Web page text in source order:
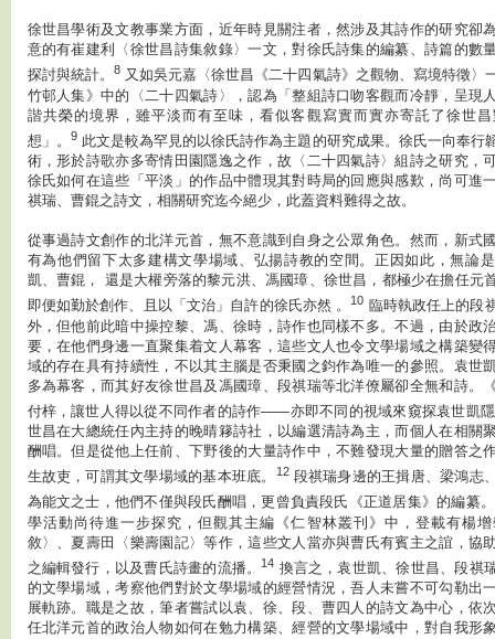
徐世昌學術及文教事業方面，近年時見關注者，然涉及其詩作的研究卻
意的有崔建利〈徐世昌詩集敘錄〉一文，對徐氏詩集的編纂、詩篇的數
探討與統計。
8又如吳元嘉〈徐世昌《二十四氣詩》之觀物、寫境特徵〉
竹邨人集》中的〈二十四氣詩〉，認為「整組詩口吻客觀而冷靜，呈現
諧共榮的境界，雖平淡而有至味，看似客觀寫實而實亦寄託了徐世
想」。
9此文是較為罕見的以徐氏詩作為主題的研究成果。徐氏一向奉行
術，形於詩歌亦多寄情田園隱逸之作，故〈二十四氣詩〉組詩之研究，
徐氏如何在這些「平淡」的作品中體現其對時局的回應與感歎，尚可進
祺瑞、曹錕之詩文，相關研究迄今絕少，此蓋資料難得之故。
從事過詩文創作的北洋元首，無不意識到自身之公眾角色。然而，新式
有為他們留下太多建構文學場域、弘揚詩教的空間。正因如此，無論
凱、曹錕， 還是大權旁落的黎元洪、馮國璋、徐世昌，都極少在擔任元
即便如勤於創作、且以「文治」自許的徐氏亦然 。10 臨時執政任上的段
外，但他前此暗中操控黎、馮、徐時，詩作也同樣不多。不過，由於政
要，在他們身邊一直聚集着文人幕客，這些文人也令文學場域之構築變
域的存在具有持續性，不以其主腦是否秉國之鈞作為唯一的參照。袁世
多為幕客，而其好友徐世昌及馮國璋、段祺瑞等北洋僚屬卻全無和詩。
付梓，讓世人得以從不同作者的詩作——亦即不同的視域來窺探袁世凱
世昌在大總統任內主持的晚晴簃詩社，以編選清詩為主，而個人在相關
酬唱。但是從他上任前、下野後的大量詩作中，不難發現大量的贈答之
生故吏，可謂其文學場域的基本班底。
12段祺瑞身邊的王揖唐、梁鴻志
為能文之士，他們不僅與段氏酬唱，更曾負責段氏《正道居集》的編纂。
學活動尚待進一步探究，但觀其主編《仁智林叢刊》中，登載有楊
敘〉、夏壽田〈樂壽園記〉等作，這些文人當亦與曹氏有賓主之誼，協
之編輯發行，以及曹氏詩畫的流播。14 換言之，袁世凱、徐世昌、段祺
的文學場域，考察他們對於文學場域的經營情況，吾人未嘗不可勾勒出
展軌跡。職是之故，筆者嘗試以袁、徐、段、曹四人的詩文為中心，依
任北洋元首的政治人物如何在勉力構築、經營的文學場域中，對自我形